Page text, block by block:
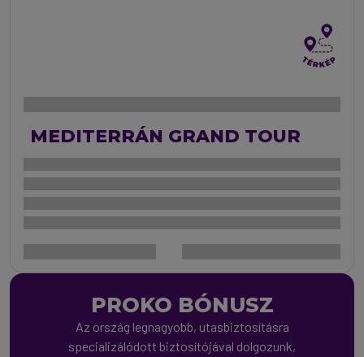
MEDITERRÁN GRAND TOUR
PROKO BÓNUSZ
Az ország legnagyobb, utasbiztosításra
specializálódott biztosítójával dolgozunk,